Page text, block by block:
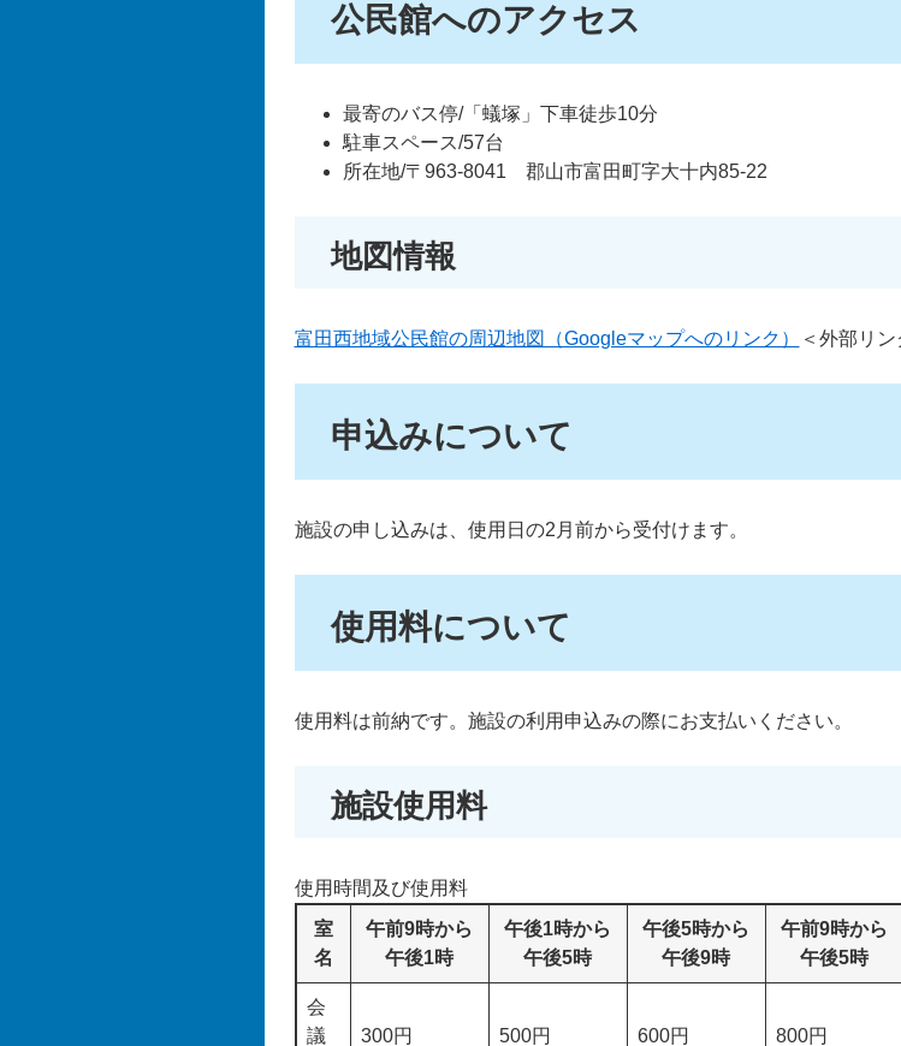
公民館へのアクセス
最寄のバス停/「蟻塚」下車徒歩10分
駐車スペース/57台
所在地/〒963-8041 郡山市富田町字大十内85-22
地図情報
富田西地域公民館の周辺地図（Googleマップへのリンク） ＜外部リン
申込みについて
施設の申し込みは、使用日の2月前から受付けます。
使用料について
使用料は前納です。施設の利用申込みの際にお支払いください。
施設使用料
使用時間及び使用料
室
名
午前9時から
午後1時
午後1時から
午後5時
午後5時から
午後9時
午前9時から
午後5時
会
議
300円 500円 600円 800円